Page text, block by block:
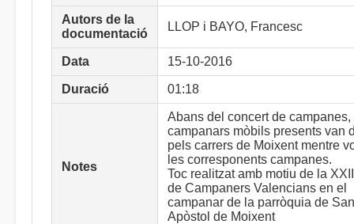
Autors de la
documentació
LLOP i BAYO, Francesc
Data 15-10-2016
Duració 01:18
Notes
Abans del concert de campanes,
campanars mòbils presents van
pels carrers de Moixent mentre
les corresponents campanes.
Toc realitzat amb motiu de la
de Campaners Valencians en el
campanar de la parròquia de
Apòstol de Moixent